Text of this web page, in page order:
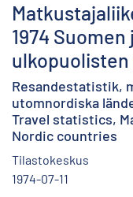
1974
ulkopuolisten
Resandestatistik,
utomnordiska
Travel statistics,
Nordic countries
Tilastokeskus
1974-07-11